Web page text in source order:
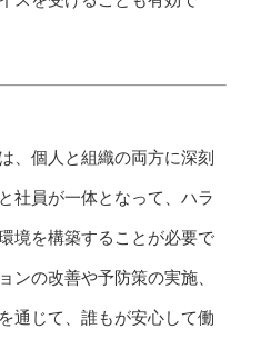
、個人と組織の両方に深刻
社員が一体となって、ハラ
境を構築することが必要で
ンの改善や予防策の実施、
通じて、誰もが安心して働